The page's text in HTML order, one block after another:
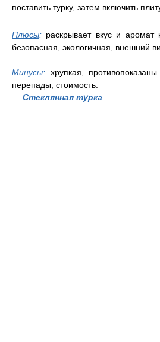
поставить турку, затем включить
Плюсы: раскрывает вкус и аромат
безопасная, экологичная, внешний
Минусы: хрупкая,
перепады, стоимость.
— Стеклянная турка